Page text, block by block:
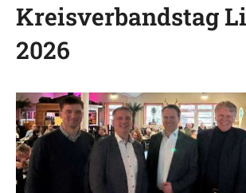
Kreisverbandstag
2026